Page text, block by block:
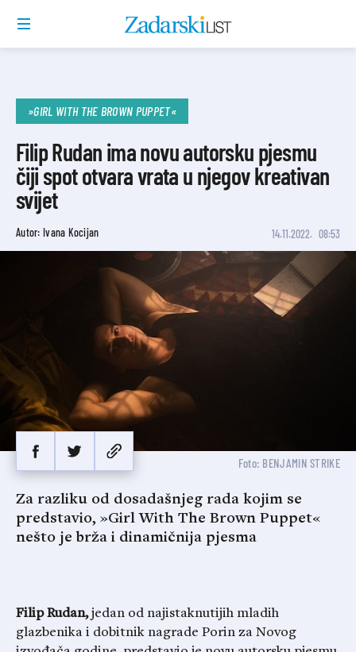
»GIRL WITH THE BROWN PUPPET«
Filip Rudan ima novu autorsku pjesmu
čiji spot otvara vrata u njegov kreativan
svijet
Autor: Ivana Kocijan 14.11.2022. 08:53
Foto: BENJAMIN STRIKE
Za razliku od dosadašnjeg rada kojim se
predstavio, »Girl With The Brown Puppet«
nešto je brža i dinamičnija pjesma
Filip Rudan,jedan od najistaknutijih mladih
glazbenika i dobitnik nagrade Porin za Novog